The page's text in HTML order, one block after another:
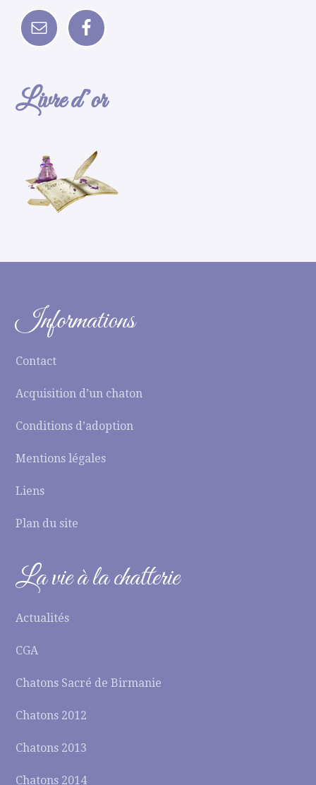
Livre d’or
Informations
Contact
Acquisition d’un chaton
Conditions d’adoption
Mentions légales
Liens
Plan du site
La vie à la chatterie
Actualités
CGA
Chatons Sacré de Birmanie
Chatons 2012
Chatons 2013
Chatons 2014